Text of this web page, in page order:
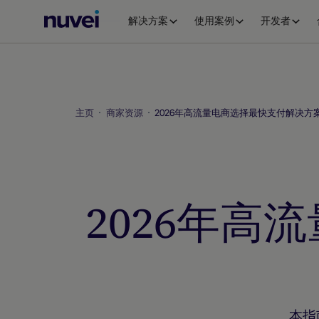
Nuvei解决方案 使用案例 开发者
主页 商家资源 2026年高流量电商选择最快支付解决方
2026年高
本